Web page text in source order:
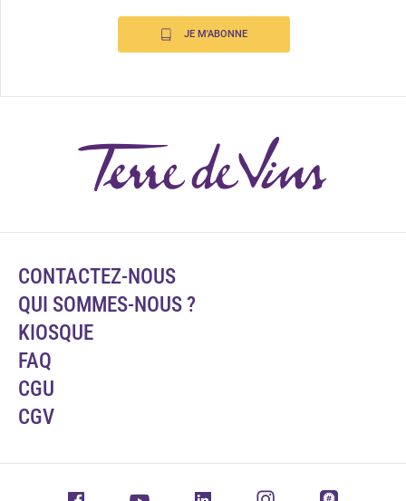
JE M'ABONNE
CONTACTEZ-NOUS
QUI SOMMES-NOUS ?
KIOSQUE
FAQ
CGU
CGV